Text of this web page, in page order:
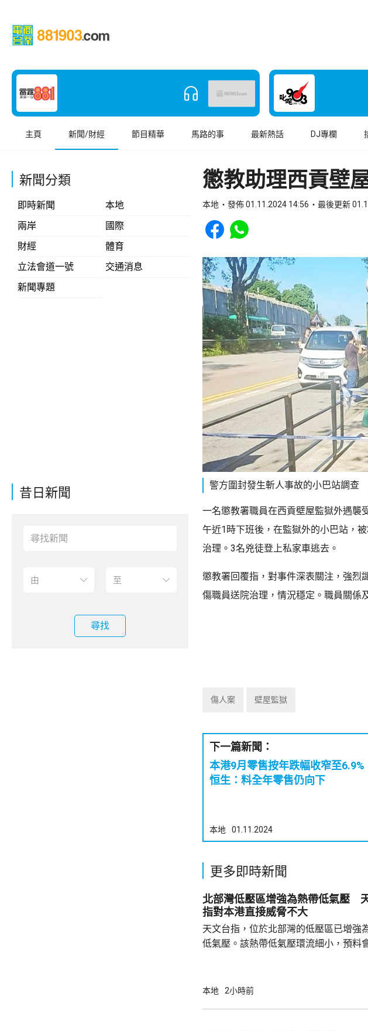
主頁 新聞/財經 節目精華 馬路的事 最新熱話 DJ專欄
新聞分類
即時新聞
本地
兩岸
國際
財經
體育
立法會道一號
交通消息
新聞專題
昔日新聞
尋找
懲教助理西貢壁
本地 發佈 01.11.2024 14:56 最後更新
Share to Facebook
Share to WhatsApp
警方圍封發生斬人事故的小巴站調查
一名懲教署職員在西貢壁屋監獄外遇襲
午近1時下班後，在監獄外的小巴站，
治理。3名兇徒登上私家車逃去。
懲教署回覆指，對事件深表關注，強烈
傷職員送院治理，情況穩定。職員關係
傷人案 壁屋監獄
下一篇新聞：
本港9月零售按年跌幅收窄至
恒生：料全年零售仍向下
本地 01.11.2024
更多即時新聞
北部灣低壓區增強為熱帶低氣壓
指對本港直接威脅不大
天文台指，位於北部灣的低壓區已增強
低氣壓。該熱帶低氣壓環流細小，預料
採取靠近廣東沿岸的路徑，否則需要發
本地 2小時前